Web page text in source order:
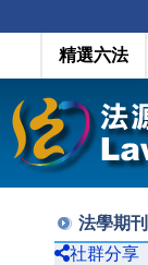
精選六法
法學期刊
社群分享